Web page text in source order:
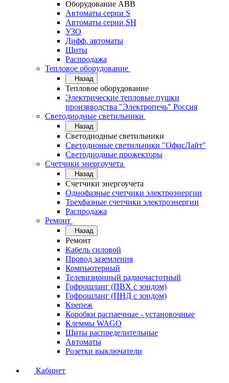
Оборудование АВВ
Автоматы серии S
Автоматы серии SH
УЗО
Дифф. автоматы
Щиты
Распродажа
Тепловое оборудование
Назад
Тепловое оборудование
Электрические тепловые пушки
произвводства "Электропечь" Россия
Светодиодные светильники
Назад
Светодиодные светильники
Светодионые светильники "ОфисЛайт"
Светодиодные прожекторы
Счетчики энергоучета
Назад
Счетчики энергоучета
Однофазные счетчики электроэнергии
Трехфазные счетчики электроэнергии
Распродажа
Ремонт
Назад
Ремонт
Кабель силовой
Провод заземления
Компьютерный
Телевизионный радиочастотный
Гофрошланг (ПВХ с зондом)
Гофрошланг (ПНД с зондом)
Крепеж
Коробки распаечные - установочные
Клеммы WAGO
Щиты распределительные
Автоматы
Розетки выключатели
Кабинет